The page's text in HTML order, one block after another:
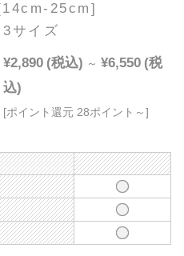
25cm]
3サイズ
¥2,890 (税込) ～ ¥6,550 (税
込)
[ポイント還元 28ポイント～]